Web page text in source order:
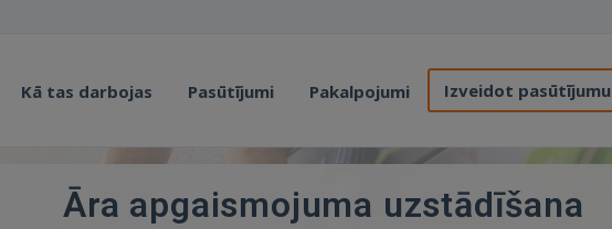
Kā tas darbojas Pasūtījumi Pakalpojumi Izveidot pasūtījumu
Āra apgaismojuma uzstādīšana